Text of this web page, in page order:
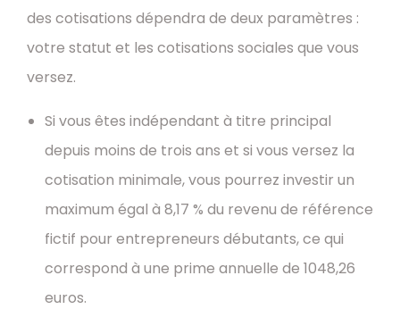
des cotisations dépendra de deux paramètres :
votre statut et les cotisations sociales que vous
versez.
Si vous êtes indépendant à titre principal
depuis moins de trois ans et si vous versez la
cotisation minimale, vous pourrez investir un
maximum égal à 8,17 % du revenu de référence
fictif pour entrepreneurs débutants, ce qui
correspond à une prime annuelle de 1048,26
euros.